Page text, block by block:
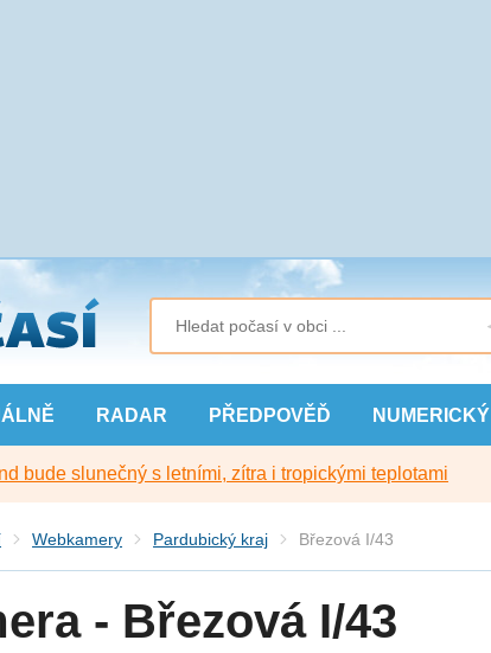
RADAR PŘEDPOVĚĎ NUMERICKÝ
bude slunečný s letními, zítra i tropickými teplotami
Webkamery Pardubický kraj Březová I/43
- Březová I/43